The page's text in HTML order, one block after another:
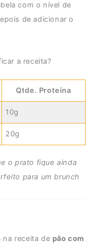
com o nível de
de adicionar o
a receita?
Qtde. Proteína
10g
20g
o prato fique ainda
para um brunch
na receita de pão com